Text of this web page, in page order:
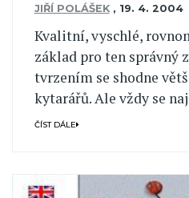
JIŘÍ POLÁŠEK , 19. 4. 2004
Kvalitní, vyschlé,
základ pro ten správný
tvrzením se shodne
kytarářů. Ale vždy se
ČÍST DÁLE